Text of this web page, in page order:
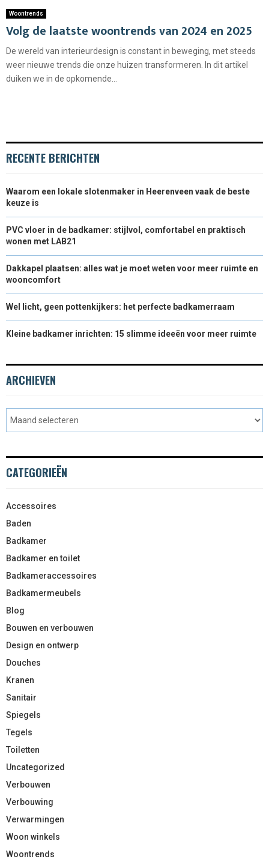
Woontrends
Volg de laatste woontrends van 2024 en 2025
De wereld van interieurdesign is constant in beweging, met steeds
weer nieuwe trends die onze huizen transformeren. In dit artikel
duiken we in de opkomende...
RECENTE BERICHTEN
Waarom een lokale slotenmaker in Heerenveen vaak de beste
keuze is
PVC vloer in de badkamer: stijlvol, comfortabel en praktisch
wonen met LAB21
Dakkapel plaatsen: alles wat je moet weten voor meer ruimte en
wooncomfort
Wel licht, geen pottenkijkers: het perfecte badkamerraam
Kleine badkamer inrichten: 15 slimme ideeën voor meer ruimte
ARCHIEVEN
CATEGORIEËN
Accessoires
Baden
Badkamer
Badkamer en toilet
Badkameraccessoires
Badkamermeubels
Blog
Bouwen en verbouwen
Design en ontwerp
Douches
Kranen
Sanitair
Spiegels
Tegels
Toiletten
Uncategorized
Verbouwen
Verbouwing
Verwarmingen
Woon winkels
Woontrends